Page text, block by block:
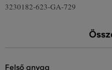
3230182-623-GA-729
felső anyag